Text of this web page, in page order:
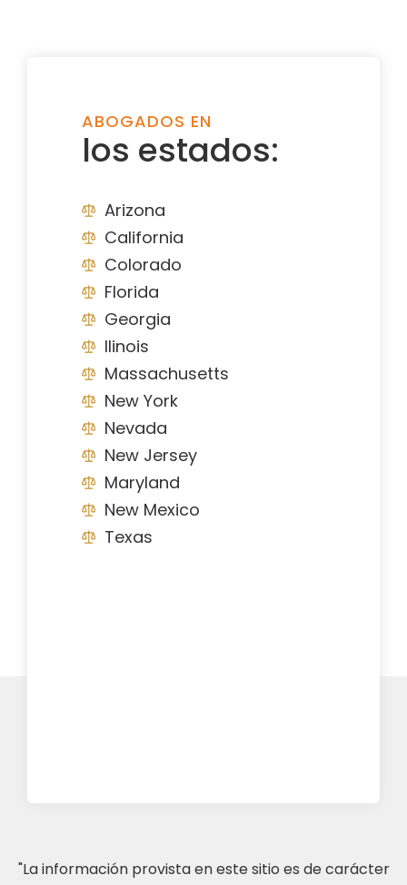
ABOGADOS EN
los estados:
Arizona
California
Colorado
Florida
Georgia
Ilinois
Massachusetts
New York
Nevada
New Jersey
Maryland
New Mexico
Texas
"La información provista en este sitio es de carácter